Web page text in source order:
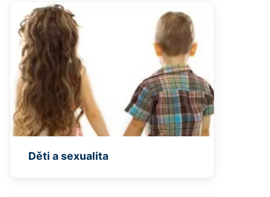
Děti a sexualita